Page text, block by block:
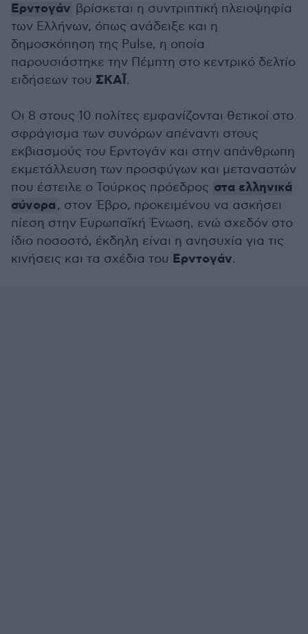
Ερντογάν βρίσκεται η συντριπτική πλειοψηφία
των Ελλήνων, όπως ανάδειξε και η
δημοσκόπηση της Pulse, η οποία
παρουσιάστηκε την Πέμπτη στο κεντρικό δελτίο
ειδήσεων του ΣΚΑΪ.
Οι 8 στους 10 πολίτες εμφανίζονται θετικοί στο
σφράγισμα των συνόρων απέναντι στους
εκβιασμούς του Ερντογάν και στην απάνθρωπη
εκμετάλλευση των προσφύγων και μεταναστών
που έστειλε ο Τούρκος πρόεδρος στα ελληνικά
σύνορα, στον Έβρο, προκειμένου να ασκήσει
πίεση στην Ευρωπαϊκή Ένωση, ενώ σχεδόν στο
ίδιο ποσοστό, έκδηλη είναι η ανησυχία για τις
κινήσεις και τα σχέδια του Ερντογάν.